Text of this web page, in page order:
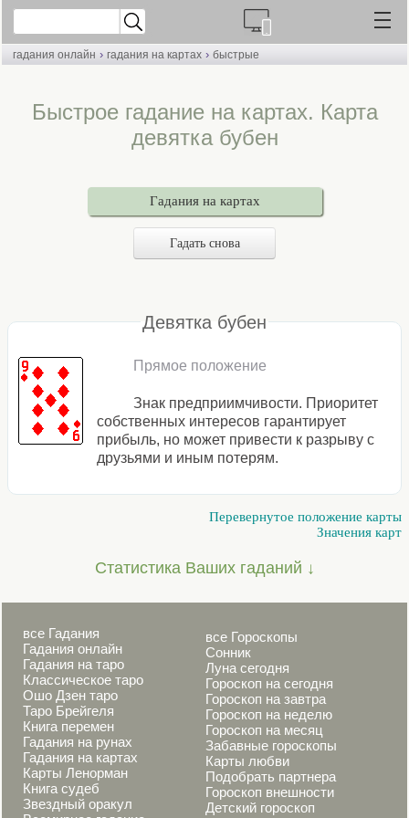
гадания онлайн › гадания на картах › быстрые
Быстрое гадание на картах. Карта
девятка бубен
Гадания на картах
Гадать снова
Девятка бубен
Прямое положение
Знак предприимчивости. Приоритет
собственных интересов гарантирует
прибыль, но может привести к разрыву с
друзьями и иным потерям.
Перевернутое положение карты
Значения карт
Статистика Ваших гаданий ↓
все Гадания
Гадания онлайн
Гадания на таро
Классическое таро
Ошо Дзен таро
Таро Брейгеля
Книга перемен
Гадания на рунах
Гадания на картах
Карты Ленорман
Книга судеб
Звездный оракул
все Гороскопы
Сонник
Луна сегодня
Гороскоп на сегодня
Гороскоп на завтра
Гороскоп на неделю
Гороскоп на месяц
Забавные гороскопы
Карты любви
Подобрать партнера
Гороскоп внешности
Детский гороскоп